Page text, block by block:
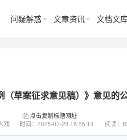
问疑解惑 文章资讯 文档文
草案征求意见稿）》意见的
点击复制标题网址
戏
时间： 2025-07-28 16:55:18 阅读：